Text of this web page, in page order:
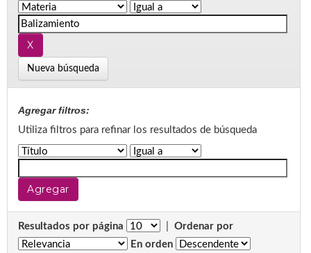
Nueva búsqueda
Agregar filtros:
Utiliza filtros para refinar los resultados de búsqueda
Resultados por página
Ordenar por
En orden